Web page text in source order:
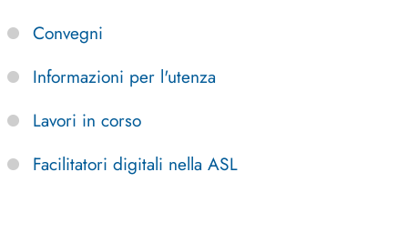
Convegni
Informazioni per l'utenza
Lavori in corso
Facilitatori digitali nella ASL